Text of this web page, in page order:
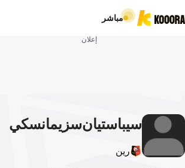
مباشر
إعلان
سيباستيانسزيمانسكي
رين